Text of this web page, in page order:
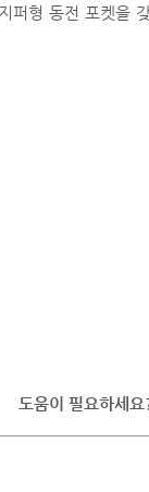
퍼형 동전 포켓을
도움이 필요하세요